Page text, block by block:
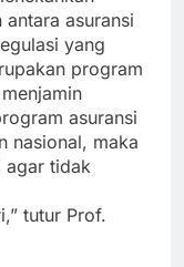
asuransi
yang
program
asuransi
nasional, maka
agar tidak
tutur Prof.